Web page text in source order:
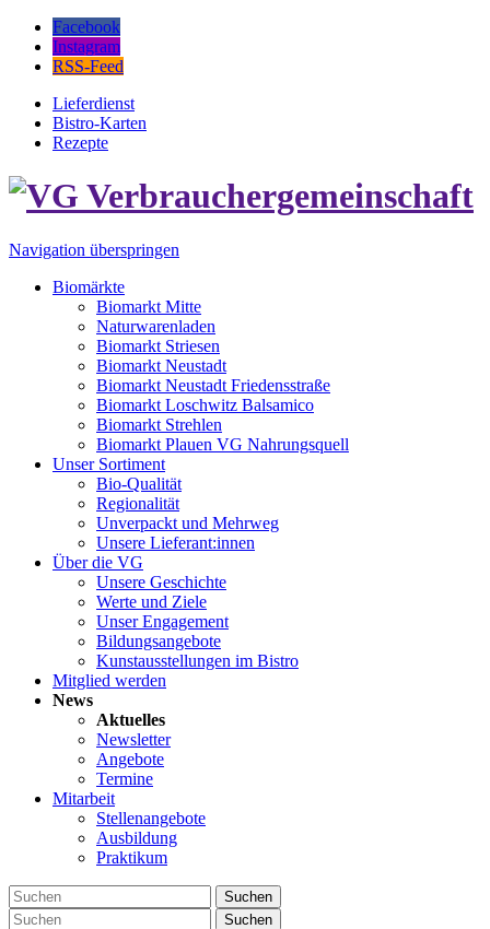
Facebook
Instagram
RSS-Feed
Lieferdienst
Bistro-Karten
Rezepte
Navigation überspringen
Biomärkte
Biomarkt Mitte
Naturwarenladen
Biomarkt Striesen
Biomarkt Neustadt
Biomarkt Neustadt Friedensstraße
Biomarkt Loschwitz Balsamico
Biomarkt Strehlen
Biomarkt Plauen VG Nahrungsquell
Unser Sortiment
Bio-Qualität
Regionalität
Unverpackt und Mehrweg
Unsere Lieferant:innen
Über die VG
Unsere Geschichte
Werte und Ziele
Unser Engagement
Bildungsangebote
Kunstausstellungen im Bistro
Mitglied werden
News
Aktuelles
Newsletter
Angebote
Termine
Mitarbeit
Stellenangebote
Ausbildung
Praktikum
Suchen
Suchen